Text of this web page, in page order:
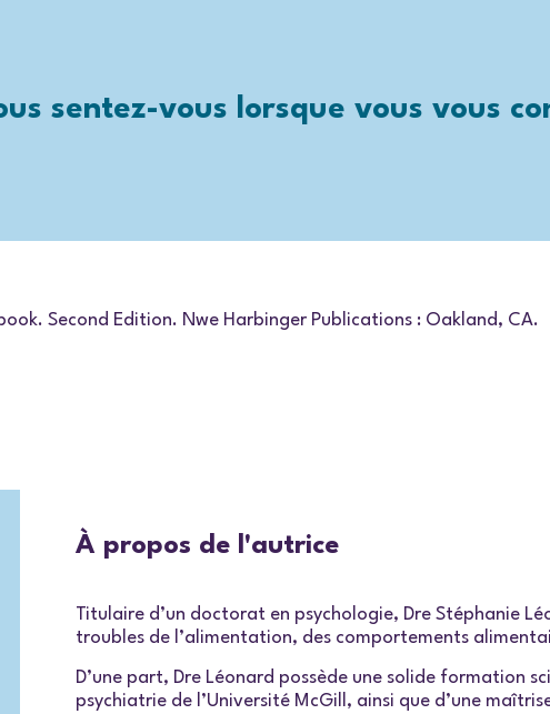
sentez-vous lorsque vous vous
Second Edition. Nwe Harbinger Publications : Oakland, CA.
À propos de l'autrice
Titulaire d’un doctorat en psychologie, Dre Stéphanie
troubles de l’alimentation, des comportements
D’une part, Dre Léonard possède une solide formation
psychiatrie de l’Université McGill, ainsi que d’une